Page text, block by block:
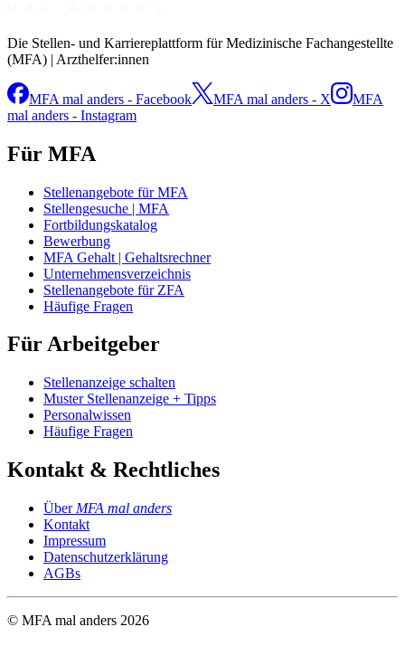
Die Stellen- und Karriereplattform für Medizinische Fachangestellte
(MFA) | Arzthelfer:innen
MFA mal anders - Facebook MFA mal anders - X
MFA
mal anders - Instagram
Für MFA
Stellenangebote für MFA
Stellengesuche | MFA
Fortbildungskatalog
Bewerbung
MFA Gehalt | Gehaltsrechner
Unternehmensverzeichnis
Stellenangebote für ZFA
Häufige Fragen
Für Arbeitgeber
Stellenanzeige schalten
Muster Stellenanzeige + Tipps
Personalwissen
Häufige Fragen
Kontakt & Rechtliches
Über MFA mal anders
Kontakt
Impressum
Datenschutzerklärung
AGBs
© MFA mal anders 2026